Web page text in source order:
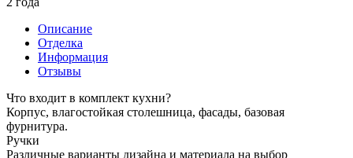
Описание
Отделка
Информация
Отзывы
Что входит в комплект кухни?
Корпус, влагостойкая столешница, фасады, базовая
фурнитура.
Ручки
Различные варианты дизайна и материала на выбор